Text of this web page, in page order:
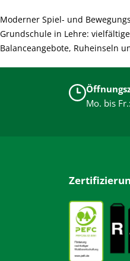
Moderner Spiel- und
Grundschule in Lehre:
Balanceangebote, Ruheinseln
unterstützen die Entwicklung
unbeschwertes Spielen.Mo. bis